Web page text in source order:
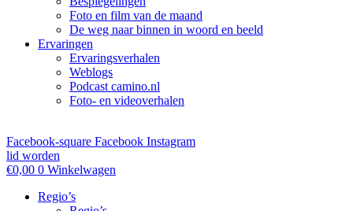
Foto en film van de maand
De weg naar binnen in woord en beeld
Ervaringen
Ervaringsverhalen
Weblogs
Podcast camino.nl
Foto- en videoverhalen
Facebook-square Facebook Instagram
lid worden
€0,00 0 Winkelwagen
Regio’s